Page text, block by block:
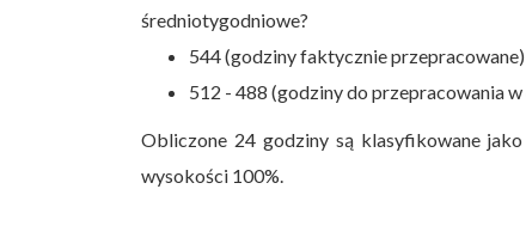
średniotygodniowe?
544 (godziny faktycznie
512 - 488 (godziny do przepracowania
Obliczone 24 godziny są klasyfikowane
wysokości 100%.